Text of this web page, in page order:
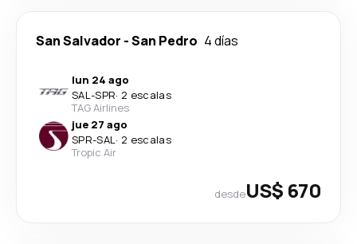
San Salvador -San Pedro 4 días
lun 24 ago
SAL-SPR· 2 escalas
TAG Airlines
jue 27 ago
SPR-SAL· 2 escalas
Tropic Air
desdeUS$ 670